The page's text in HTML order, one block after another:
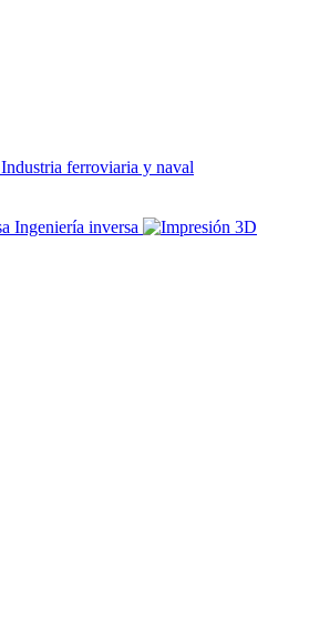
Industria ferroviaria y naval
Ingeniería inversa